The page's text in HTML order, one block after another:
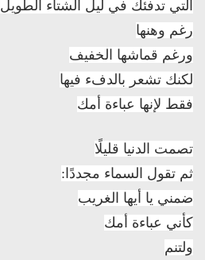
التي تدفئك في ليل الشتاء الطويل
رغم وهنها
ورغم قماشها الخفيف
لكنك تشعر بالدفء فيها
فقط لإنها عباءة أمك
تصمت الدنيا قليلًا
ثم تقول السماء مجددًا:
ضمني يا أيها الغريب
كأني عباءة أمك
ولتنم